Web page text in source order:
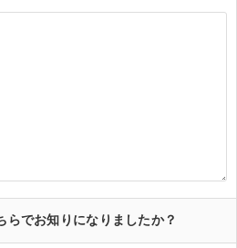
らでお知りになりましたか？